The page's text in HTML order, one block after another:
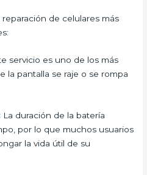
reparación de celulares más
servicio es uno de los más
la pantalla se raje o se rompa
La duración de la batería
por lo que muchos usuarios
la vida útil de su